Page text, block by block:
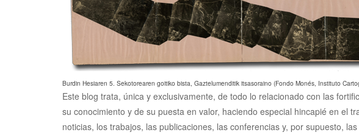
Burdin Hesiaren 5. Sekotorearen goitiko bista, Gaztelumenditik itsasoraino (Fondo Monés, Instituto
Este blog trata, única y exclusivamente, de todo lo relacionado con las
su conocimiento y de su puesta en valor, haciendo especial hincapié en el
noticias, los trabajos, las publicaciones, las conferencias y, por supuesto,